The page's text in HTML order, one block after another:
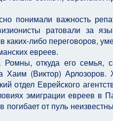
понимали важность
ратовали за
каких-либо переговоров,
евреев.
Ромны, откуда его семья,
Хаим (Виктор)
отдел Еврейского
эмиграции евреев в
от пуль